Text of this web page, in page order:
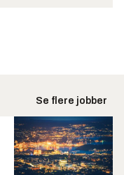
Se flere jobber